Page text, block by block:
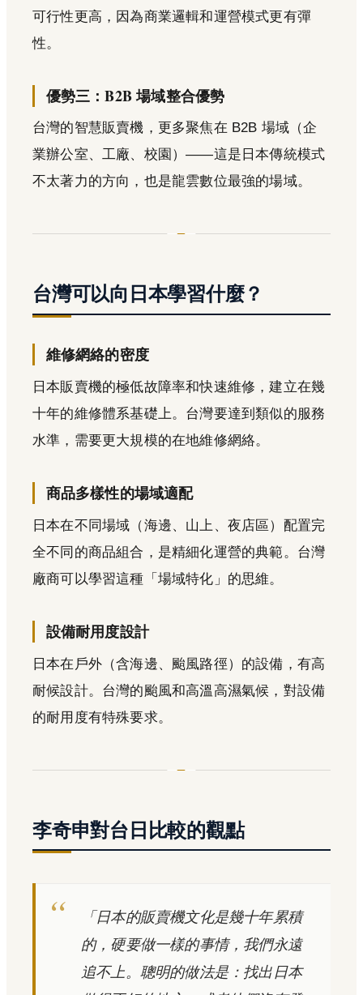
可行性更高，因為商業邏輯和運營模式更有彈
性。
優勢三：B2B 場域整合優勢
台灣的智慧販賣機，更多聚焦在 B2B 場域（企
業辦公室、工廠、校園）——這是日本傳統模式
不太著力的方向，也是龍雲數位最強的場域。
台灣可以向日本學習什麼？
維修網絡的密度
日本販賣機的極低故障率和快速維修，建立在幾
十年的維修體系基礎上。台灣要達到類似的服務
水準，需要更大規模的在地維修網絡。
商品多樣性的場域適配
日本在不同場域（海邊、山上、夜店區）配置完
全不同的商品組合，是精細化運營的典範。台灣
廠商可以學習這種「場域特化」的思維。
設備耐用度設計
日本在戶外（含海邊、颱風路徑）的設備，有高
耐候設計。台灣的颱風和高溫高濕氣候，對設備
的耐用度有特殊要求。
李奇申對台日比較的觀點
「日本的販賣機文化是幾十年累積
的，硬要做一樣的事情，我們永遠
追不上。聰明的做法是：找出日本